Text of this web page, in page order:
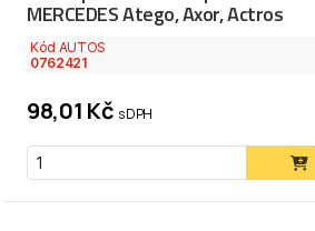
MERCEDES Atego, Axor, Actros
Kód AUTOS
0762421
98,01 Kč s DPH